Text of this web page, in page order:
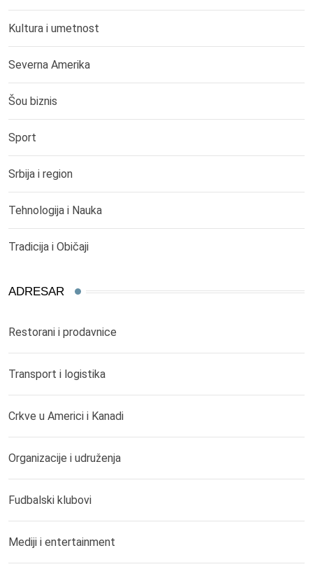
Kultura i umetnost
Severna Amerika
Šou biznis
Sport
Srbija i region
Tehnologija i Nauka
Tradicija i Običaji
ADRESAR
Restorani i prodavnice
Transport i logistika
Crkve u Americi i Kanadi
Organizacije i udruženja
Fudbalski klubovi
Mediji i entertainment